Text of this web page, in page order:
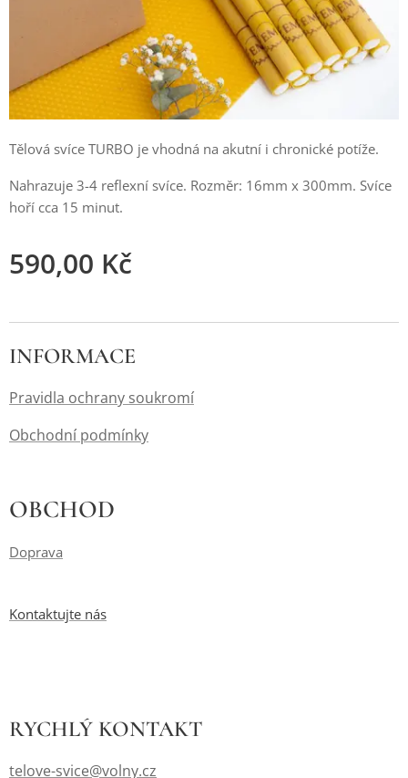
Tělová svíce TURBO je vhodná na akutní i chronické potíže.
Nahrazuje 3-4 reflexní svíce. Rozměr: 16mm x 300mm. Svíce
hoří cca 15 minut.
590,00 Kč
INFORMACE
Pravidla ochrany soukromí
Obchodní podmínky
OBCHOD
Doprava
Kontaktujte nás
RYCHLÝ KONTAKT
telove-svice@volny.cz